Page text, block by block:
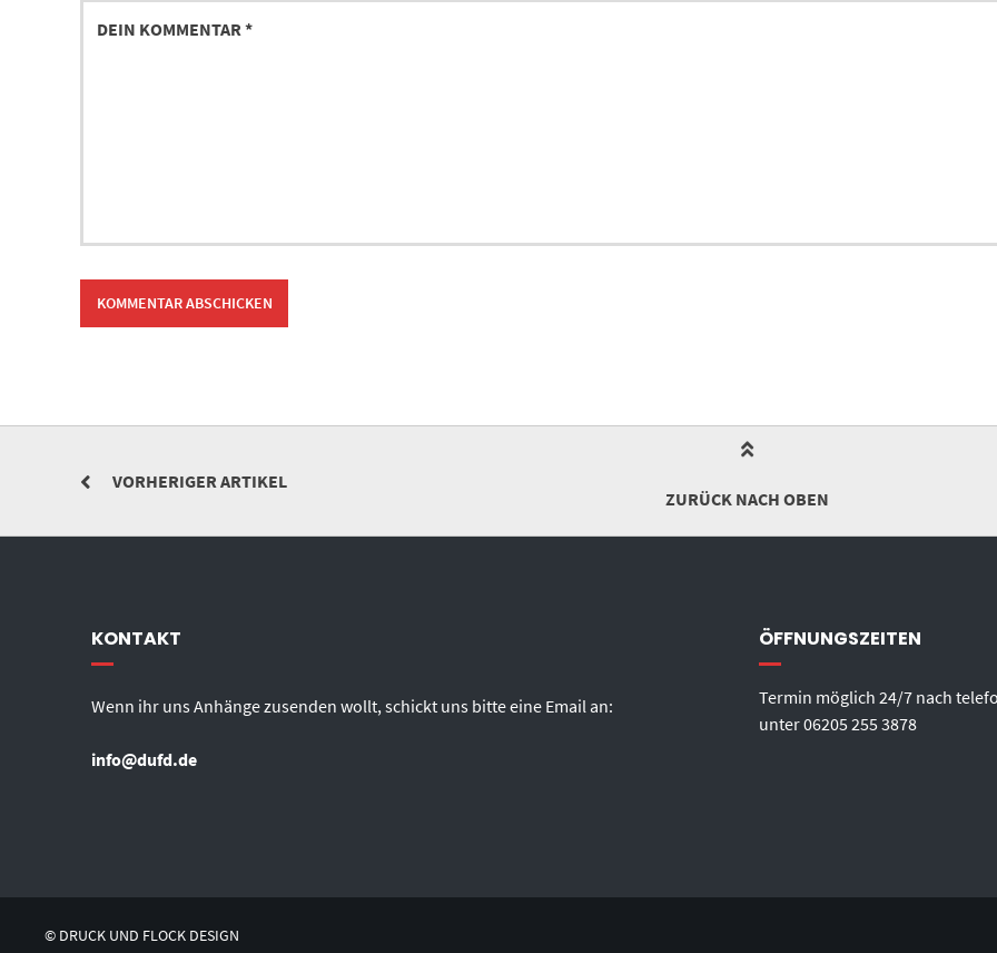
VORHERIGER ARTIKEL
ZURÜCK NACH OBEN
KONTAKT
Wenn ihr uns Anhänge zusenden wollt, schickt uns bitte eine Email an:
info@dufd.de
ÖFFNUNGSZEITEN
Termin möglich 24/7 nach
unter06205 255 3878
© DRUCK UND FLOCK DESIGN